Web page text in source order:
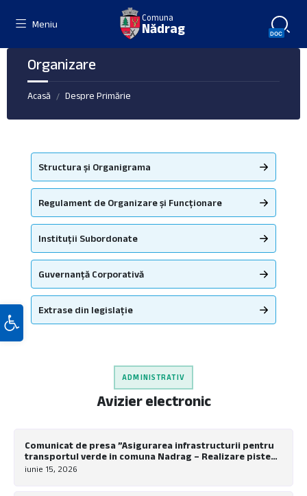
Deschide bara de unelte
Meniu
Comuna
Nădrag
Organizare
Acasă / Despre Primărie
Structura și Organigrama
Regulament de Organizare și Funcționare
Instituții Subordonate
Guvernanță Corporativă
Extrase din legislație
ADMINISTRATIV
Avizier electronic
Comunicat de presa ”Asigurarea infrastructurii pentru
transportul verde in comuna Nadrag – Realizare piste
pentru biciclete la nivel local”
iunie 15, 2026